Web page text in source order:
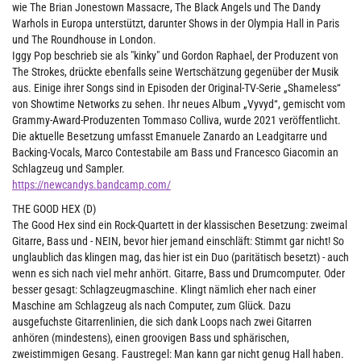
wie The Brian Jonestown Massacre, The Black Angels und The Dandy
Warhols in Europa unterstützt, darunter Shows in der Olympia Hall in Paris
und The Roundhouse in London.
Iggy Pop beschrieb sie als "kinky" und Gordon Raphael, der Produzent von
The Strokes, drückte ebenfalls seine Wertschätzung gegenüber der Musik
aus. Einige ihrer Songs sind in Episoden der Original-TV-Serie „Shameless“
von Showtime Networks zu sehen. Ihr neues Album „Vyvyd“, gemischt vom
Grammy-Award-Produzenten Tommaso Colliva, wurde 2021 veröffentlicht.
Die aktuelle Besetzung umfasst Emanuele Zanardo an Leadgitarre und
Backing-Vocals, Marco Contestabile am Bass und Francesco Giacomin an
Schlagzeug und Sampler.
https://newcandys.bandcamp.com/
THE GOOD HEX (D)
The Good Hex sind ein Rock-Quartett in der klassischen Besetzung: zweimal
Gitarre, Bass und - NEIN, bevor hier jemand einschläft: Stimmt gar nicht! So
unglaublich das klingen mag, das hier ist ein Duo (paritätisch besetzt) - auch
wenn es sich nach viel mehr anhört. Gitarre, Bass und Drumcomputer. Oder
besser gesagt: Schlagzeugmaschine. Klingt nämlich eher nach einer
Maschine am Schlagzeug als nach Computer, zum Glück. Dazu
ausgefuchste Gitarrenlinien, die sich dank Loops nach zwei Gitarren
anhören (mindestens), einen groovigen Bass und sphärischen,
zweistimmigen Gesang. Faustregel: Man kann gar nicht genug Hall haben.